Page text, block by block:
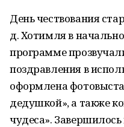
День чествования
д. Хотимля в
программе
поздравления в
оформлена
дедушкой», а также
чудеса».